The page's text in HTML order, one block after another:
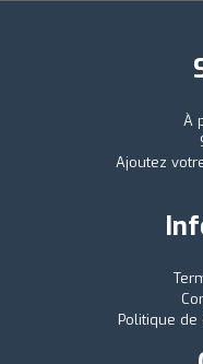
À
Ajoutez
Politique